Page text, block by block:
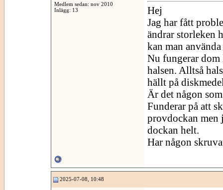
Medlem sedan: nov 2010
Inlägg: 13
Hej
Jag har fått
ändrar storleken
kan man
Nu fungerar dom
halsen. Alltså
hällt på
Är det någon
Funderar på att
provdockan men
dockan helt.
Har någon
2025-07-08, 10:48